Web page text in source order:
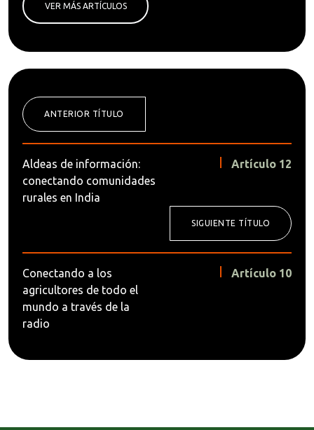
VER MÁS ARTÍCULOS
ANTERIOR TÍTULO
Aldeas de información:
conectando comunidades
rurales en India
Artículo 12
SIGUIENTE TÍTULO
Conectando a los
agricultores de todo el
mundo a través de la
radio
Artículo 10